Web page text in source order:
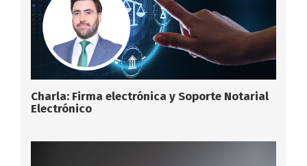
Charla: Firma electrónica y Soporte Notarial
Electrónico